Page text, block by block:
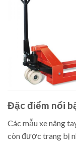
Đặc điểm nổi
Các mẫu xe nâng
còn được trang bị